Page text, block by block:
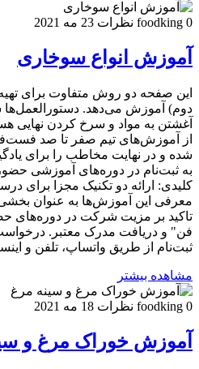
foodking 0 نظرات 23 مه 2021
آموزش انواع سوخاری
این صفحه دو روش متفاوت برای
دوم) آموزش می‌دهد.
آغشتن به مواد و سرخ کردن نهایی
از آموزش‌های تیم صفر تا صد
شده و در نهایت مخاطب را برای
به ثبت‌نام در دوره‌های آموزشی
کلیدی: ارائه دو تکنیک مجزا برای
معرفی این آموزش‌ها به عنوان
تاکید بر مزیت شرکت در دوره‌های
فن" و دریافت مدرک معتبر.
ثبت‌نام از طریق واتساپ، تلفن و
مشاهده بیشتر
foodking 0 نظرات 18 مه 2021
آموزش خوراک مرغ و